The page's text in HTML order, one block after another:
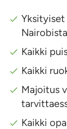
Kaikki
Kaikki
Majoitus
Kaikki